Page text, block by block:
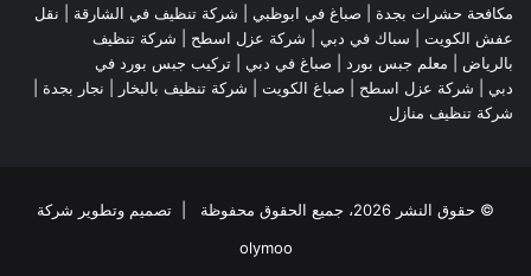
مكافحة حشرات بجدة
صباغ في ابوظبي شركة تنظيف في الشارقة
نقل
عفش الكويت | سباك في دبي | شركة عزل اسطح
شركة تنظيف
بالرياض
معلم جبس بورد صباغ في دبي
تركيب جبس بورد في
دبي
شركة عزل اسطح صباغ الكويت شركة تنظيف بالبخار نجار بجدة
شركة تنظيف منازل
© حقوق النشر 2026، جميع الحقوق محفوظة | تصميم وتطوير شركة
olymoo